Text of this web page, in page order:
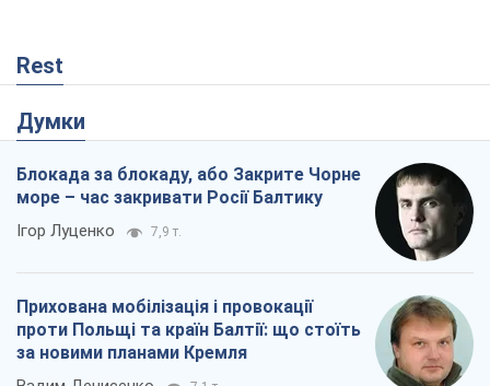
Rest
Думки
Блокада за блокаду, або Закрите Чорне
море – час закривати Росії Балтику
Ігор Луценко 7,9 т.
Прихована мобілізація і провокації
проти Польщі та країн Балтії: що стоїть
за новими планами Кремля